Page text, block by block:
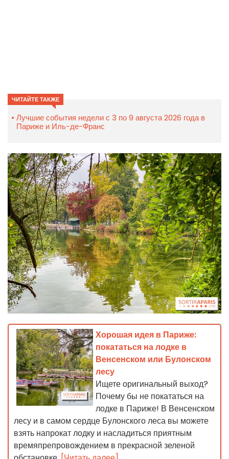
ЧИТАЙТЕ ТАКЖЕ
Лучшие события недели с 3 по 9 августа 2026 года в
Париже и Иль-де-Франс
Хорошая идея в Париже:
покататься на лодке в
Венсенском или Булонском
лесу
Ищете оригинальный выход?
Почему бы не покататься на
лодке в Париже! В Венсенском
лесу и в самом сердце Булонского леса вы можете
взять напрокат лодку и насладиться приятным
времяпрепровождением в прекрасной зеленой